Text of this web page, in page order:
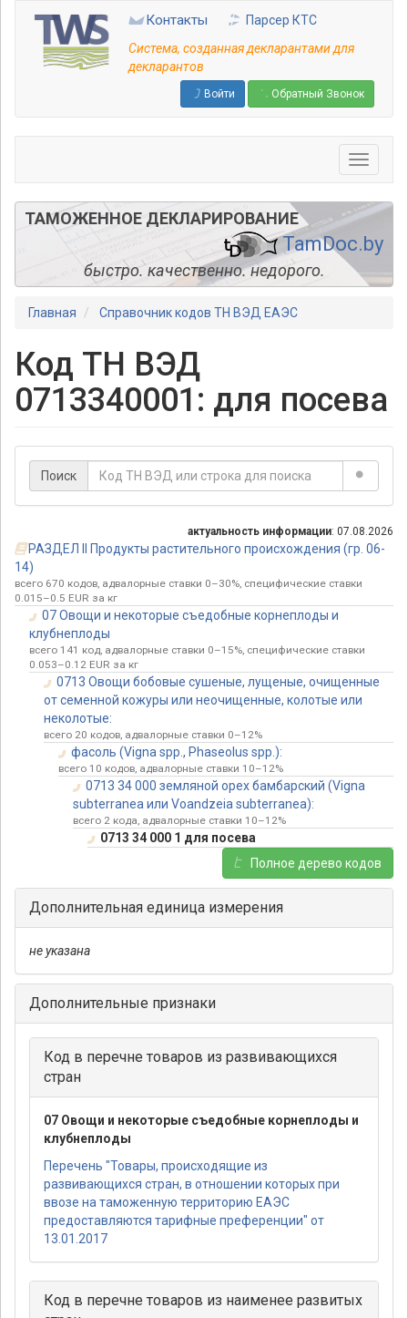
основному
содержанию
Контакты
Парсер КТС
Система, созданная декларантами для
декларантов
Войти Обратный Звонок
ТАМОЖЕННОЕ ДЕКЛАРИРОВАНИЕ
TamDoc.by
быстро. качественно. недорого.
Главная Справочник кодов ТН ВЭД ЕАЭС
Код ТН ВЭД
0713340001: для посева
Поиск
актуальность информации: 07.08.2026
РАЗДЕЛ II Продукты растительного происхождения (гр. 06-
14)
всего 670 кодов, адвалорные ставки 0–30%, специфические ставки
0.015–0.5 EUR за кг
07 Овощи и некоторые съедобные корнеплоды и
клубнеплоды
всего 141 код, адвалорные ставки 0–15%, специфические ставки
0.053–0.12 EUR за кг
0713 Овощи бобовые сушеные, лущеные, очищенные
от семенной кожуры или неочищенные, колотые или
неколотые:
всего 20 кодов, адвалорные ставки 0–12%
фасоль (Vigna spp., Phaseolus spp.):
всего 10 кодов, адвалорные ставки 10–12%
0713 34 000 земляной орех бамбарский (Vigna
subterranea или Voandzeia subterranea):
всего 2 кода, адвалорные ставки 10–12%
0713 34 000 1 для посева
Полное дерево кодов
Дополнительная единица измерения
не указана
Дополнительные признаки
Код в перечне товаров из развивающихся
стран
07 Овощи и некоторые съедобные корнеплоды и
клубнеплоды
Перечень "Товары, происходящие из
развивающихся стран, в отношении которых при
ввозе на таможенную территорию ЕАЭС
предоставляются тарифные преференции" от
13.01.2017
Код в перечне товаров из наименее развитых